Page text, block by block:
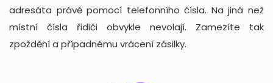
adresáta právě pomocí telefonního čísla. Na jiná než
místní čísla řidiči obvykle nevolají. Zamezíte tak
zpoždění a případnému vrácení zásilky.